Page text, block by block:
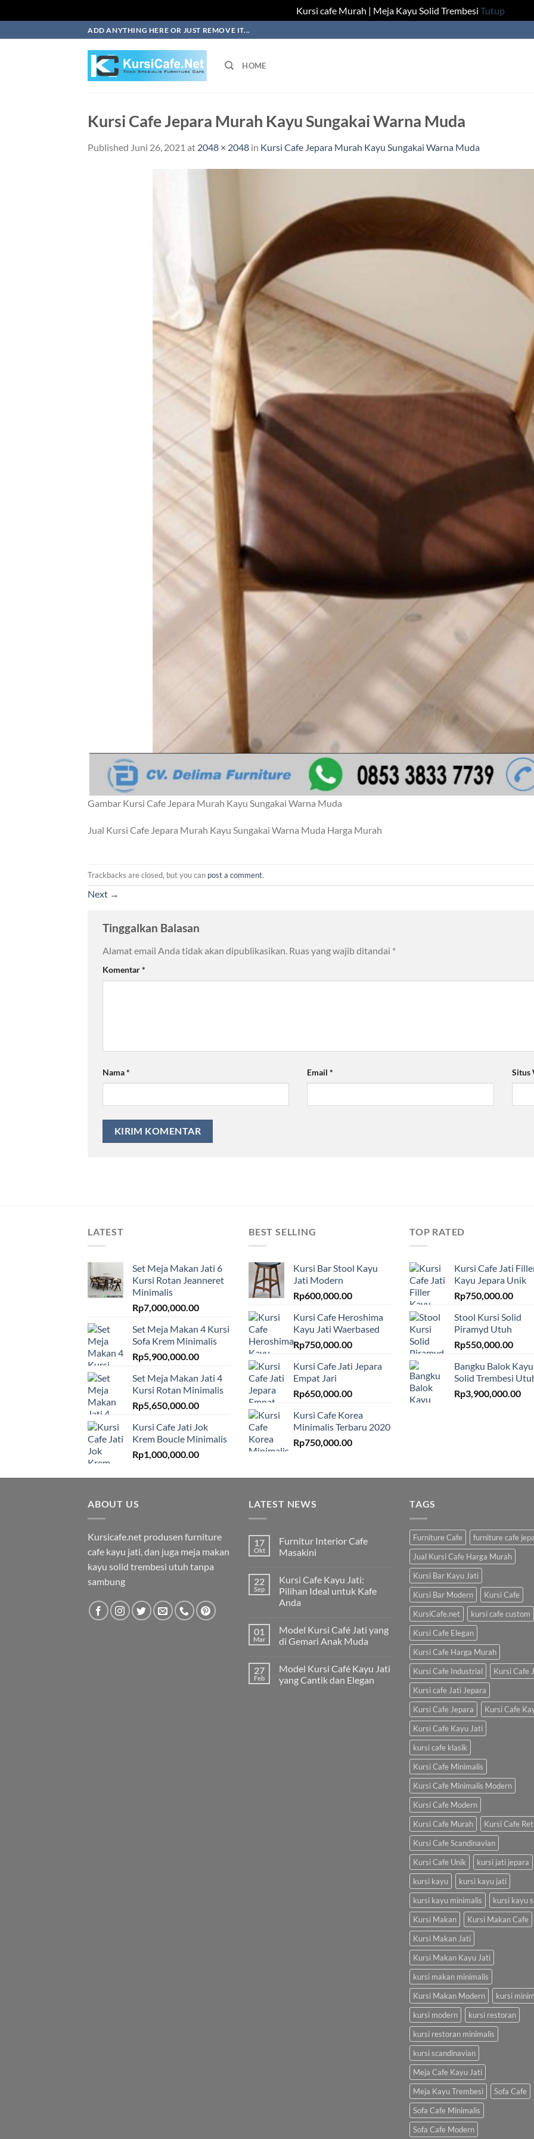
Kursi cafe Murah | Meja Kayu Solid Trembesi Tutup
to
ADD ANYTHING HERE OR JUST REMOVE IT...
HOME
Kursi Cafe Jepara Murah Kayu Sungakai Warna Muda
Published Juni 26, 2021 at 2048 × 2048 in Kursi Cafe Jepara Murah Kayu Sungakai Warna Muda
Gambar Kursi Cafe Jepara Murah Kayu Sungakai Warna Muda
Jual Kursi Cafe Jepara Murah Kayu Sungakai Warna Muda Harga Murah
Trackbacks are closed, but you can post a comment.
Next →
Tinggalkan Balasan
Alamat email Anda tidak akan dipublikasikan. Ruas yang wajib ditandai *
Komentar*
Nama* Email* Situs
LATEST
Set Meja Makan Jati 6
Kursi Rotan Jeanneret
Minimalis
Rp7,000,000.00
Set Meja Makan 4 Kursi
Sofa Krem Minimalis
Rp5,900,000.00
Set Meja Makan Jati 4
Kursi Rotan Minimalis
Rp5,650,000.00
Kursi Cafe Jati Jok
Krem Boucle Minimalis
Rp1,000,000.00
BEST SELLING
Kursi Bar Stool Kayu
Jati Modern
Rp600,000.00
Kursi Cafe Heroshima
Kayu Jati Waerbased
Rp750,000.00
Kursi Cafe Jati Jepara
Empat Jari
Rp650,000.00
Kursi Cafe Korea
Minimalis Terbaru 2020
Rp750,000.00
TOP RATED
Kursi Cafe Jati
Kayu Jepara Unik
Rp750,000.00
Stool Kursi Solid
Piramyd Utuh
Rp550,000.00
Bangku Balok Kayu
Solid Trembesi
Rp3,900,000.00
ABOUT US
Kursicafe.net produsen furniture
cafe kayu jati, dan juga meja makan
kayu solid trembesi utuh tanpa
sambung
LATEST NEWS
17
Okt
Furnitur Interior Cafe
Masakini
22
Sep
Kursi Cafe Kayu Jati:
Pilihan Ideal untuk Kafe
Anda
01
Mar
Model Kursi Café Jati yang
di Gemari Anak Muda
27
Feb
Model Kursi Café Kayu Jati
yang Cantik dan Elegan
TAGS
Furniture Cafe
furniture cafe
Jual Kursi Cafe Harga Murah
Kursi Bar Kayu Jati
Kursi Bar Modern
Kursi Cafe
KursiCafe.net
kursi cafe custom
Kursi Cafe Elegan
Kursi Cafe Harga Murah
Kursi Cafe Industrial
Kursi Cafe
Kursi cafe Jati Jepara
Kursi Cafe Jepara
Kursi Cafe
Kursi Cafe Kayu Jati
kursi cafe klasik
Kursi Cafe Minimalis
Kursi Cafe Minimalis Modern
Kursi Cafe Modern
Kursi Cafe Murah
Kursi Cafe
Kursi Cafe Scandinavian
Kursi Cafe Unik
kursi jati jepara
kursi kayu
kursi kayu jati
kursi kayu minimalis
kursi kayu
Kursi Makan
Kursi Makan Cafe
Kursi Makan Jati
Kursi Makan Kayu Jati
kursi makan minimalis
Kursi Makan Modern
kursi
kursi modern
kursi restoran
kursi restoran minimalis
kursi scandinavian
Meja Cafe Kayu Jati
Meja Kayu Trembesi
Sofa Cafe
Sofa Cafe Minimalis
Sofa Cafe Modern